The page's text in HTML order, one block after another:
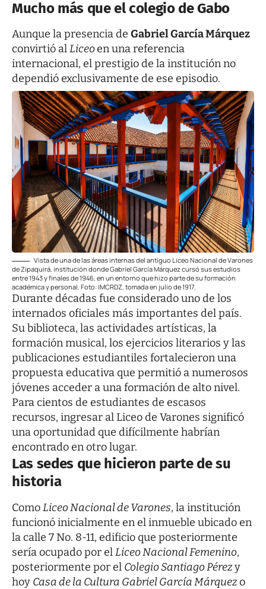
Mucho más que el colegio de Gabo
Aunque la presencia de Gabriel García Márquez
convirtió alLiceoen una referencia
internacional, el prestigio de la institución no
dependió exclusivamente de ese episodio.
Vista de una de las áreas internas del antiguo Liceo Nacional de Varones
de Zipaquirá, institución donde Gabriel García Márquez cursó sus estudios
entre 1943 y finales de 1946, en un entorno que hizo parte de su formación
académica y personal. Foto: IMCRDZ, tomada en julio de 1917.
Durante décadas fue considerado uno de los
internados oficiales más importantes del país.
Su biblioteca, las actividades artísticas, la
formación musical, los ejercicios literarios y las
publicaciones estudiantiles fortalecieron una
propuesta educativa que permitió a numerosos
jóvenes acceder a una formación de alto nivel.
Para cientos de estudiantes de escasos
recursos, ingresar al Liceo de Varones significó
una oportunidad que difícilmente habrían
encontrado en otro lugar.
Las sedes que hicieron parte de su
historia
ComoLiceo Nacional de Varones, la institución
funcionó inicialmente en el inmueble ubicado en
la calle 7 No. 8-11, edificio que posteriormente
sería ocupado por elLiceo Nacional Femenino,
posteriormente por el Colegio Santiago Pérezy
hoy Casa de la Cultura Gabriel García Márquezo